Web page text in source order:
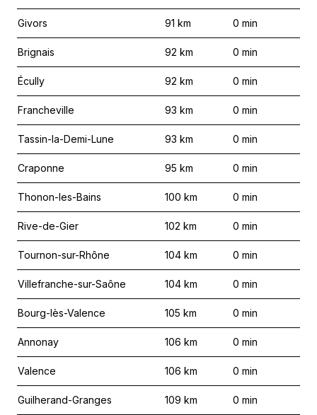
Givors 91 km 0 min
Brignais 92 km 0 min
Écully 92 km 0 min
Francheville 93 km 0 min
Tassin-la-Demi-Lune 93 km 0 min
Craponne 95 km 0 min
Thonon-les-Bains 100 km 0 min
Rive-de-Gier 102 km 0 min
Tournon-sur-Rhône 104 km 0 min
Villefranche-sur-Saône 104 km 0 min
Bourg-lès-Valence 105 km 0 min
Annonay 106 km 0 min
Valence 106 km 0 min
Guilherand-Granges 109 km 0 min